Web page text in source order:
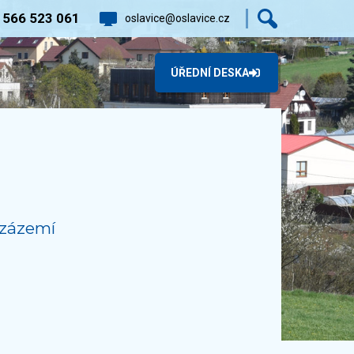
566 523 061 oslavice@oslavice.cz
ÚŘEDNÍ DESKA